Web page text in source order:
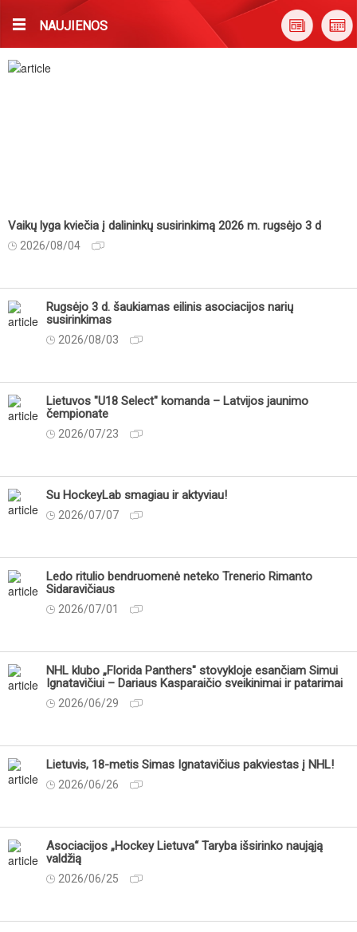
NAUJIENOS
Vaikų lyga kviečia į dalininkų susirinkimą 2026 m. rugsėjo 3 d
2026/08/04
Rugsėjo 3 d. šaukiamas eilinis asociacijos narių
susirinkimas
2026/08/03
Lietuvos "U18 Select" komanda – Latvijos jaunimo
čempionate
2026/07/23
Su HockeyLab smagiau ir aktyviau!
2026/07/07
Ledo ritulio bendruomenė neteko Trenerio Rimanto
Sidaravičiaus
2026/07/01
NHL klubo „Florida Panthers" stovykloje esančiam Simui
Ignatavičiui – Dariaus Kasparaičio sveikinimai ir patarimai
2026/06/29
Lietuvis, 18-metis Simas Ignatavičius pakviestas į NHL!
2026/06/26
Asociacijos „Hockey Lietuva“ Taryba išsirinko naująją
valdžią
2026/06/25